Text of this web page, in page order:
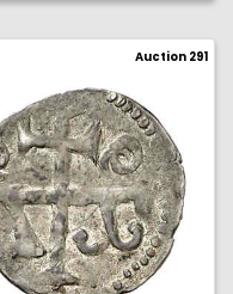
Auction 291